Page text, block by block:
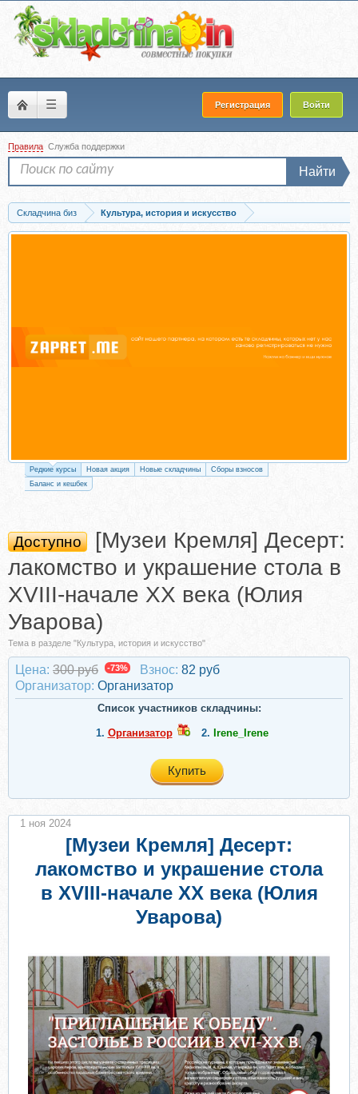
☰ Регистрация Войти
Правила Служба поддержки
Найти
Складчина биз
Культура, история и искусство
Скачать [Музеи Кремля] Десерт: лакомство и украшение стола в XVIII-начале...
Редкие курсы Новая акция Новые складчины
Сборы взносов
Баланс и кешбек
Доступно
[Музеи Кремля] Десерт:
лакомство и украшение стола в
XVIII-начале XX века (Юлия
Уварова)
Тема в разделе "Культура, история и искусство"
Цена: 300 руб -73% Взнос: 82 руб
Организатор: Организатор
Список участников складчины:
1. Организатор 2. Irene_Irene
Купить
[Музеи Кремля] Десерт:
лакомство и украшение стола
в XVIII-начале XX века (Юлия
Уварова)
1 ноя 2024